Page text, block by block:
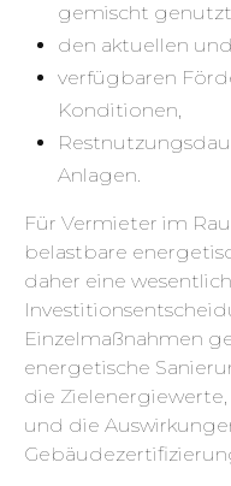
gemischt
den aktuellen
verfügbaren
Konditionen,
Anlagen.
Für Vermieter im
belastbare
daher eine
Einzelmaßnahmen
energetische
die
und die